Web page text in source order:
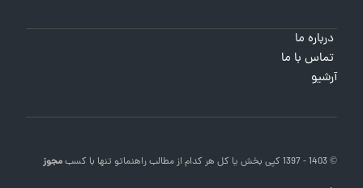
درباره ما
تماس با ما
آرشیو
© 1403 - 1397 کپی بخش یا کل هر کدام از مطالب راهنماتو تنها با کسبمجوز